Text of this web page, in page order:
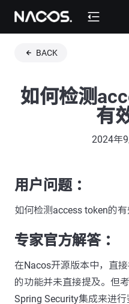
BACK
如何检测
有
2024年
用户问题 ：
如何检测access token的有
专家官方解答 ：
在Nacos开源版本中，直
的功能并未直接提及。但
Spring Security集成来进